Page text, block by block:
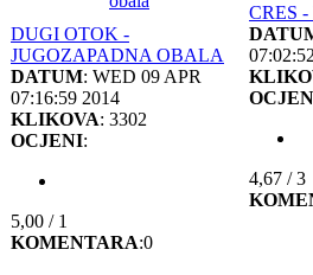
DUGI OTOK -
JUGOZAPADNA OBALA
DATUM: WED 09 APR
07:16:59 2014
KLIKOVA: 3302
OCJENI:
5,00 / 1
KOMENTARA:0
CRES
4,67 / 3